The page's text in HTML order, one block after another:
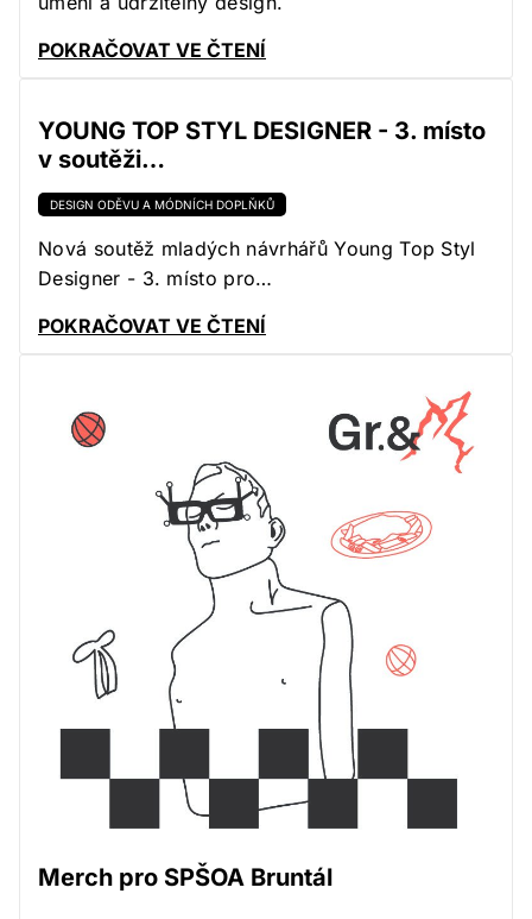
POKRAČOVAT VE ČTENÍ
YOUNG TOP STYL DESIGNER - 3. místo
v soutěži…
DESIGN ODĚVU A MÓDNÍCH DOPLŇKŮ
Nová soutěž mladých návrhářů Young Top Styl
Designer - 3. místo pro…
POKRAČOVAT VE ČTENÍ
Merch pro SPŠOA Bruntál